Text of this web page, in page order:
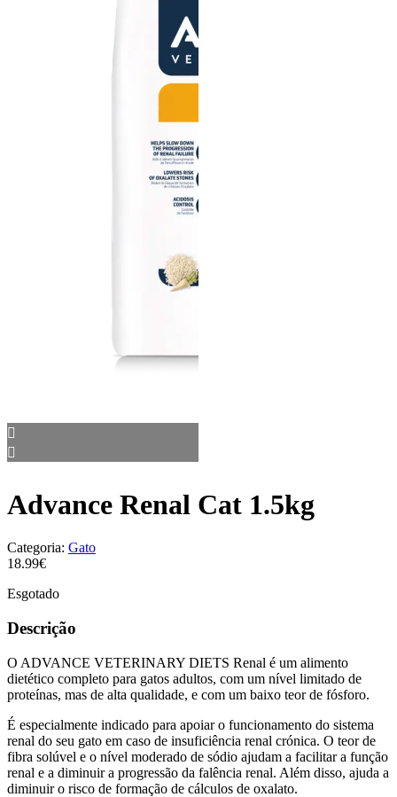
Advance Renal Cat 1.5kg
Categoria: Gato
18.99€
Esgotado
Descrição
O ADVANCE VETERINARY DIETS Renal é um alimento
dietético completo para gatos adultos, com um nível limitado de
proteínas, mas de alta qualidade, e com um baixo teor de fósforo.
É especialmente indicado para apoiar o funcionamento do sistema
renal do seu gato em caso de insuficiência renal crónica. O teor de
fibra solúvel e o nível moderado de sódio ajudam a facilitar a função
renal e a diminuir a progressão da falência renal. Além disso, ajuda a
diminuir o risco de formação de cálculos de oxalato.